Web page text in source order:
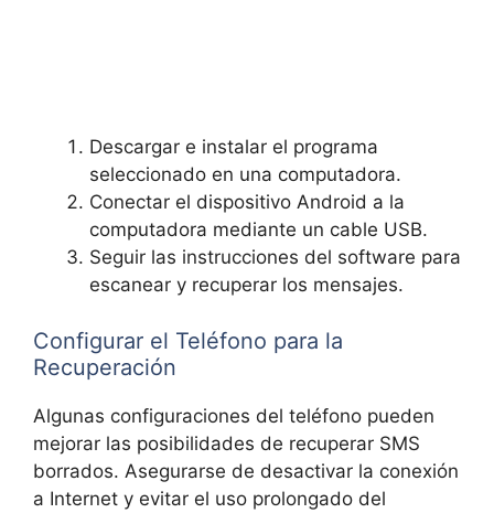
Descargar e instalar el programa
seleccionado en una computadora.
Conectar el dispositivo Android a la
computadora mediante un cable USB.
Seguir las instrucciones del software para
escanear y recuperar los mensajes.
Configurar el Teléfono para la
Recuperación
Algunas configuraciones del teléfono pueden
mejorar las posibilidades de recuperar SMS
borrados. Asegurarse de desactivar la conexión
a Internet y evitar el uso prolongado del